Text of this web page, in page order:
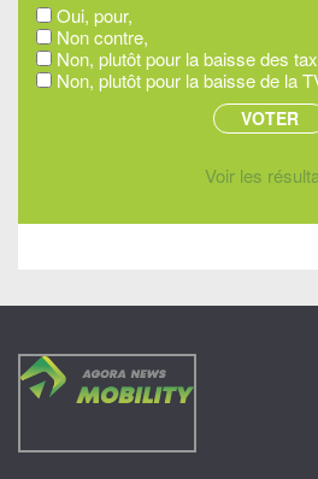
Oui, pour,
Non contre,
Non, plutôt pour la baisse des
Non, plutôt pour la baisse de la
Voir les